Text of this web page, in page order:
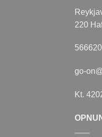
220
go-
Kt.